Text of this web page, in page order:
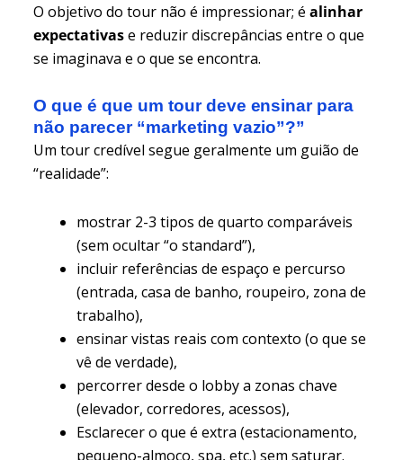
O objetivo do tour não é impressionar; é alinhar
expectativase reduzir discrepâncias entre o que
se imaginava e o que se encontra.
O que é que um tour deve ensinar para
não parecer “marketing vazio”?”
Um tour credível segue geralmente um guião de
“realidade”:
mostrar 2-3 tipos de quarto comparáveis
(sem ocultar “o standard”),
incluir referências de espaço e percurso
(entrada, casa de banho, roupeiro, zona de
trabalho),
ensinar vistas reais com contexto (o que se
vê de verdade),
percorrer desde o lobby a zonas chave
(elevador, corredores, acessos),
Esclarecer o que é extra (estacionamento,
pequeno-almoço, spa, etc.) sem saturar.